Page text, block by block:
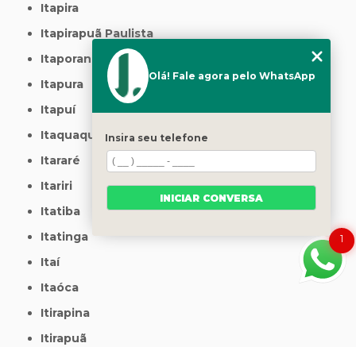
Itapira
Itapirapuã Paulista
Itaporanga
Itapura
Itapuí
Itaquaquecetuba
Itararé
Itariri
Itatiba
Itatinga
Itaí
Itaóca
Itirapina
Itirapuã
1
Olá! Fale agora pelo WhatsApp
Insira seu telefone
INICIAR CONVERSA